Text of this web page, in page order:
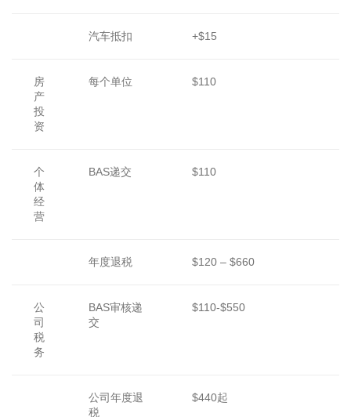
汽车抵扣 +$15
房
产
投
资
每个单位 $110
个
体
经
营
BAS递交 $110
年度退税 $120 – $660
公
司
税
务
BAS审核递
交
$110-$550
公司年度退
税
$440起